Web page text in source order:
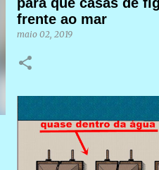
frente ao mar
maio 02, 2019